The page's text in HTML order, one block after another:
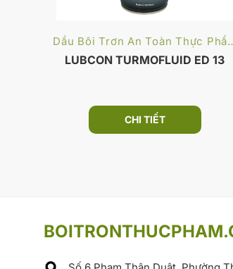
Dầu Bôi
LUBCON TURMOFLUID ED 13
CHI TIẾT